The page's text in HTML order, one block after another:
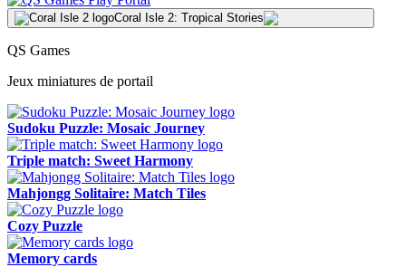
Coral Isle 2: Tropical Stories
QS Games
Jeux miniatures de portail
Sudoku Puzzle: Mosaic Journey
Triple match: Sweet Harmony
Mahjongg Solitaire: Match Tiles
Cozy Puzzle
Memory cards